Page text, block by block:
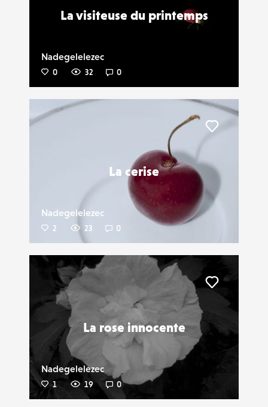
La visiteuse du printemps
Nadegelelezec
0 32 0
La cerise
Nadegelelezec
2 23 0
La rose innocente
Nadegelelezec
1 19 0